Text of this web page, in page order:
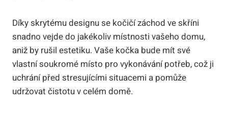
Díky skrytému designu se kočičí záchod ve skříni
snadno vejde do jakékoliv místnosti vašeho domu,
aniž by rušil estetiku. Vaše kočka bude mít své
vlastní soukromé místo pro vykonávání potřeb, což ji
uchrání před stresujícími situacemi a pomůže
udržovat čistotu v celém domě.